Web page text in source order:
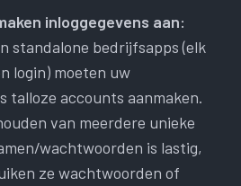
inloggegevens aan:
standalone bedrijfsapps (elk
login) moeten uw
talloze accounts aanmaken.
van meerdere unieke
wachtwoorden is lastig,
ze wachtwoorden of